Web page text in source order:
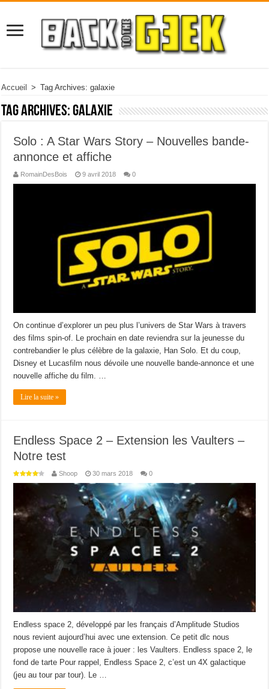
Accueil > Tag Archives: galaxie
Tag Archives:galaxie
Solo : A Star Wars Story – Nouvelles bande-
annonce et affiche
RomainDesBois 9 avril 2018 0
On continue d’explorer un peu plus l’univers de Star Wars à travers
des films spin-of. Le prochain en date reviendra sur la jeunesse du
contrebandier le plus célèbre de la galaxie, Han Solo. Et du coup,
Disney et Lucasfilm nous dévoile une nouvelle bande-annonce et une
nouvelle affiche du film. …
Lire la suite »
Endless Space 2 – Extension les Vaulters –
Notre test
Shoop 30 mars 2018 0
Endless space 2, développé par les français d’Amplitude Studios
nous revient aujourd’hui avec une extension. Ce petit dlc nous
propose une nouvelle race à jouer : les Vaulters. Endless space 2, le
fond de tarte Pour rappel, Endless Space 2, c’est un 4X galactique
(jeu au tour par tour). Le …